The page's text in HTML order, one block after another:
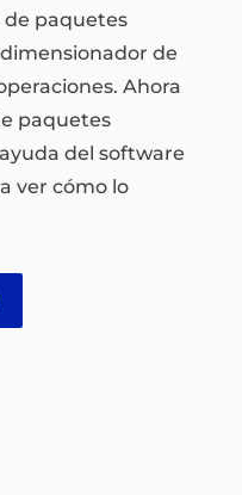
paquetes
de
Ahora
paquetes
del software
ver cómo lo